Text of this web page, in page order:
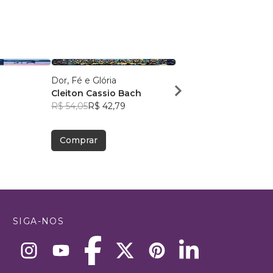
Dor, Fé e Glória
Cleiton Cassio Bach
R$ 54,05R$ 42,79
Comprar
André Nunes
SIGA-NOS